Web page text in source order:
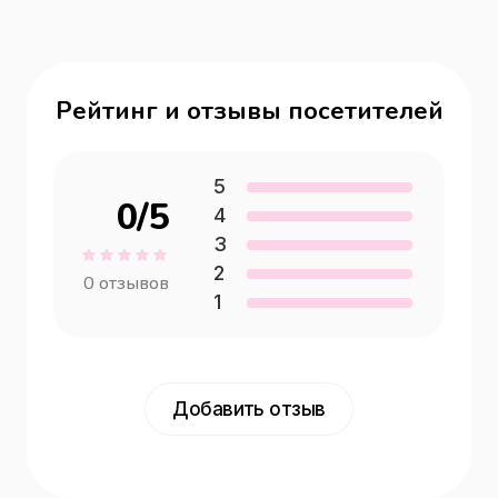
Рейтинг и отзывы посетителей
0/5
0 отзывов
5
4
3
2
1
Добавить отзыв